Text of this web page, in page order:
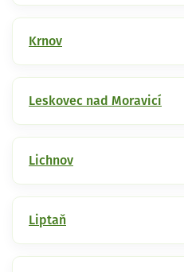
Krnov
Leskovec nad Moravicí
Lichnov
Liptaň